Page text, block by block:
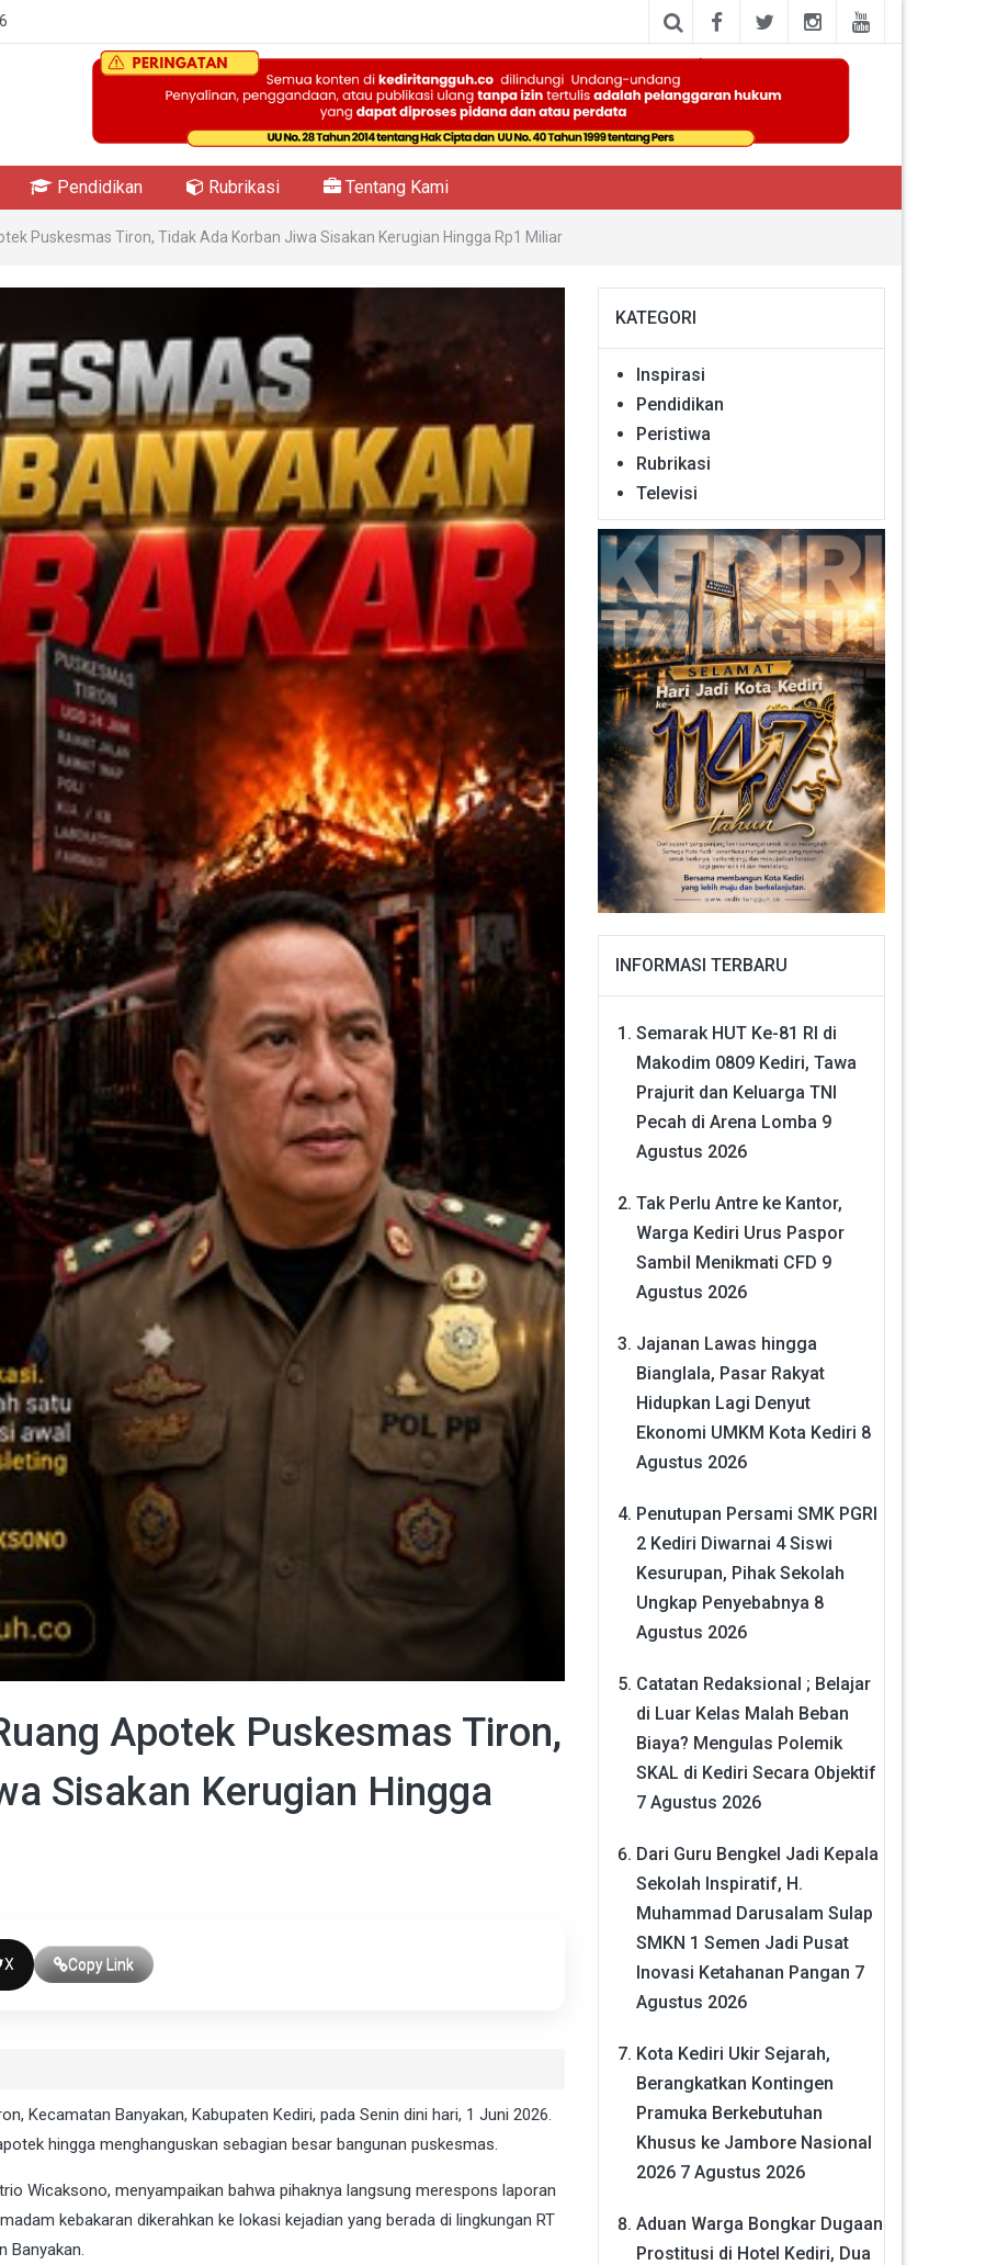
Pendidikan Rubrikasi Tentang Kami
Puskesmas Tiron, Tidak Ada Korban Jiwa Sisakan Kerugian Hingga Rp1 Miliar
Apotek Puskesmas Tiron,
Sisakan Kerugian Hingga
X Copy Link
Kecamatan Banyakan, Kabupaten Kediri, pada Senin dini hari, 1 Juni 2026.
hingga menghanguskan sebagian besar bangunan puskesmas.
Wicaksono, menyampaikan bahwa pihaknya langsung merespons laporan
kebakaran dikerahkan ke lokasi kejadian yang berada di lingkungan RT
Banyakan.
KATEGORI
Inspirasi
Pendidikan
Peristiwa
Rubrikasi
Televisi
INFORMASI TERBARU
Semarak HUT Ke-81 RI di
Makodim 0809 Kediri, Tawa
Prajurit dan Keluarga TNI
Pecah di Arena Lomba 9
Agustus 2026
Tak Perlu Antre ke Kantor,
Warga Kediri Urus Paspor
Sambil Menikmati CFD 9
Agustus 2026
Jajanan Lawas hingga
Bianglala, Pasar Rakyat
Hidupkan Lagi Denyut
Ekonomi UMKM Kota Kediri 8
Agustus 2026
Penutupan Persami SMK PGRI
2 Kediri Diwarnai 4 Siswi
Kesurupan, Pihak Sekolah
Ungkap Penyebabnya 8
Agustus 2026
Catatan Redaksional ; Belajar
di Luar Kelas Malah Beban
Biaya? Mengulas Polemik
SKAL di Kediri Secara Objektif
7 Agustus 2026
Dari Guru Bengkel Jadi Kepala
Sekolah Inspiratif, H.
Muhammad Darusalam Sulap
SMKN 1 Semen Jadi Pusat
Inovasi Ketahanan Pangan 7
Agustus 2026
Kota Kediri Ukir Sejarah,
Berangkatkan Kontingen
Pramuka Berkebutuhan
Khusus ke Jambore Nasional
2026 7 Agustus 2026
Aduan Warga Bongkar Dugaan
Prostitusi di Hotel Kediri, Dua